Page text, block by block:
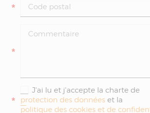
*
*
*
J'ai lu et j'accepte la charte de
protection des données et la
politique des cookies et de